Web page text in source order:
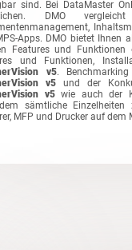
sind. Bei DataMaster
DMO vergleicht
Apps. DMO bietet Ihnen
Features und Funktionen
und Funktionen,
v5. Benchmarking
v5 und der
v5wie auch der
sämtliche
MFP und Drucker auf dem